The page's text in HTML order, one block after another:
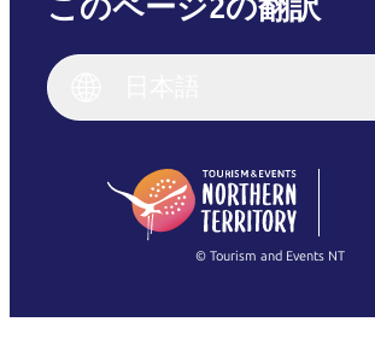
English (US)
English
(Singapore)
Français
繁體
© Tourism and Events NT